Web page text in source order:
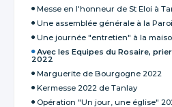
Messe en l'honneur de St Eloi à
Une assemblée générale à la
Une journée "entretien" à la
Avec les Equipes du Rosaire,
2022
Marguerite de Bourgogne 2022
Kermesse 2022 de Tanlay
Opération "Un jour, une église"